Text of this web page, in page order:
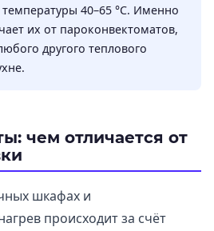
40–65 °C. Именно
их от пароконвектоматов,
другого теплового
чем отличается от
шкафах и
происходит за счёт